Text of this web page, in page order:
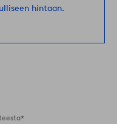
hintaan.